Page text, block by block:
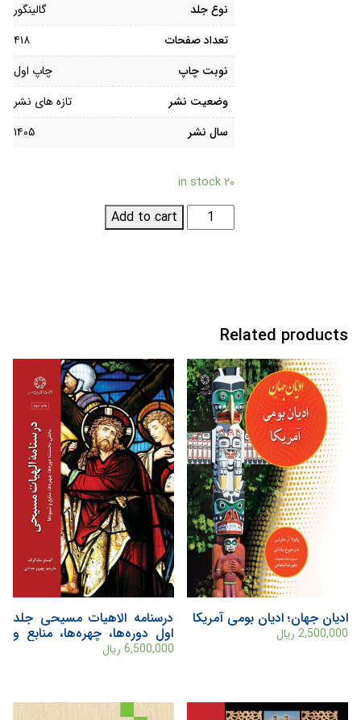
نوع جلد
گالینگور
تعداد صفحات
۴۱۸
نوبت چاپ
چاپ اول
وضعیت نشر
تازه های نشر
سال نشر
۱۴۰۵
۲۰ in stock
ملامح
الفکر
الشیخ
محمدعلی
التسخیری
quantity
Add to cart
Related products
ادیان جهان؛ ادیان بومی آمریکا
2,500,000 ریال
درسنامه الاهیات مسیحی جلد
اول دوره‌ها، چهره‌ها، منابع و
شیوه‌ها
6,500,000 ریال